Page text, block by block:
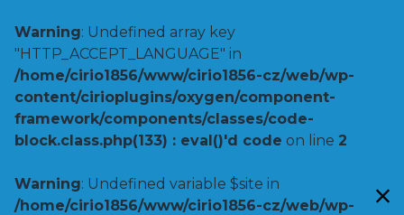
Warning: Undefined array key
"HTTP_ACCEPT_LANGUAGE" in
/home/cirio1856/www/cirio1856-cz/web/wp-
content/cirioplugins/oxygen/component-
framework/components/classes/code-
block.class.php(133) : eval()'d code on line 2
Warning: Undefined variable $site in
/home/cirio1856/www/cirio1856-cz/web/wp-